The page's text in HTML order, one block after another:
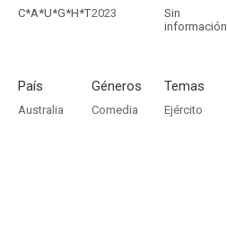
C*A*U*G*H*T2023
Sin
información
País
Australia
Géneros
Comedia
Temas
Ejército